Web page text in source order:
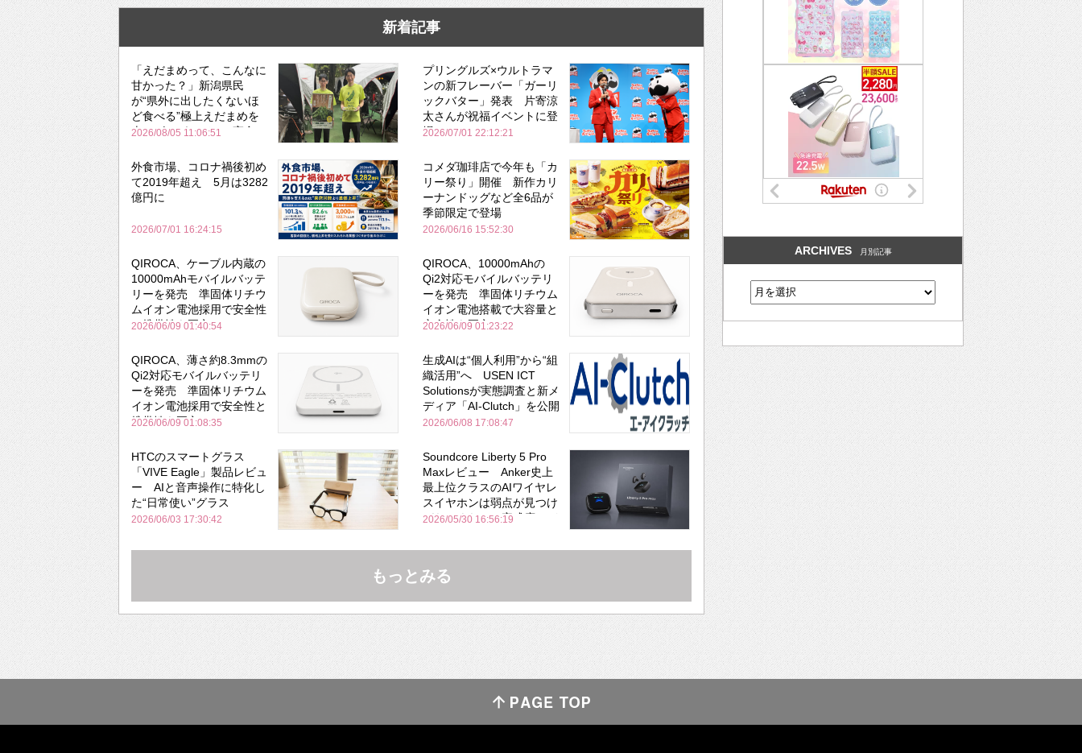
新着記事
「えだまめって、こんなに
甘かった？」新潟県民
が“県外に出したくないほ
ど食べる”極上えだまめを
森のビアガーデンで実食
2026/08/05 11:06:51
プリングルズ×ウルトラマ
ンの新フレーバー「ガーリ
ックバター」発表 片寄涼
太さんが祝福イベントに登
場
2026/07/01 22:12:21
外食市場、コロナ禍後初め
て2019年超え 5月は3282
億円に
2026/07/01 16:24:15
コメダ珈琲店で今年も「カ
リー祭り」開催 新作カリ
ーナンドッグなど全6品が
季節限定で登場
2026/06/16 15:52:30
QIROCA、ケーブル内蔵の
10000mAhモバイルバッテ
リーを発売 準固体リチウ
ムイオン電池採用で安全性
と携帯性を両立
2026/06/09 01:40:54
QIROCA、10000mAhの
Qi2対応モバイルバッテリ
ーを発売 準固体リチウム
イオン電池搭載で大容量と
安全性を両立
2026/06/09 01:23:22
QIROCA、薄さ約8.3mmの
Qi2対応モバイルバッテリ
ーを発売 準固体リチウム
イオン電池採用で安全性と
携帯性を両立
2026/06/09 01:08:35
生成AIは“個人利用”から“組
織活用”へ USEN ICT
Solutionsが実態調査と新メ
ディア「AI-Clutch」を公開
2026/06/08 17:08:47
HTCのスマートグラス
「VIVE Eagle」製品レビュ
ー AIと音声操作に特化し
た“日常使い”グラス
2026/06/03 17:30:42
Soundcore Liberty 5 Pro
Maxレビュー Anker史上
最上位クラスのAIワイヤレ
スイヤホンは弱点が見つけ
づらいくらいの完成度にび
Bose並み
2026/05/30 16:56:19
もっとみる
ARCHIVES 月別記事